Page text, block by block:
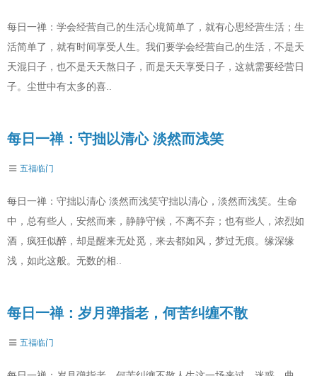
每日一禅：学会经营自己的生活心境简单了，就有心思经营生活；生
活简单了，就有时间享受人生。我们要学会经营自己的生活，不是天
天混日子，也不是天天熬日子，而是天天享受日子，这就需要经营日
子。尘世中有太多的喜..
每日一禅：守拙以清心 淡然而浅笑
五福临门
每日一禅：守拙以清心 淡然而浅笑守拙以清心，淡然而浅笑。生命
中，总有些人，安然而来，静静守候，不离不弃；也有些人，浓烈如
酒，疯狂似醉，却是醒来无处觅，来去都如风，梦过无痕。缘深缘
浅，如此这般。无数的相..
每日一禅：岁月弹指老，何苦纠缠不散
五福临门